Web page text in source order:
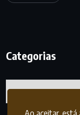
Categorias